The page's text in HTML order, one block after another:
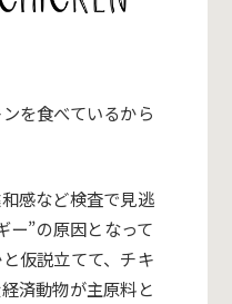
を食べているから
感など検査で見逃
ー”の原因となって
仮説立てて、チキ
済動物が主原料と